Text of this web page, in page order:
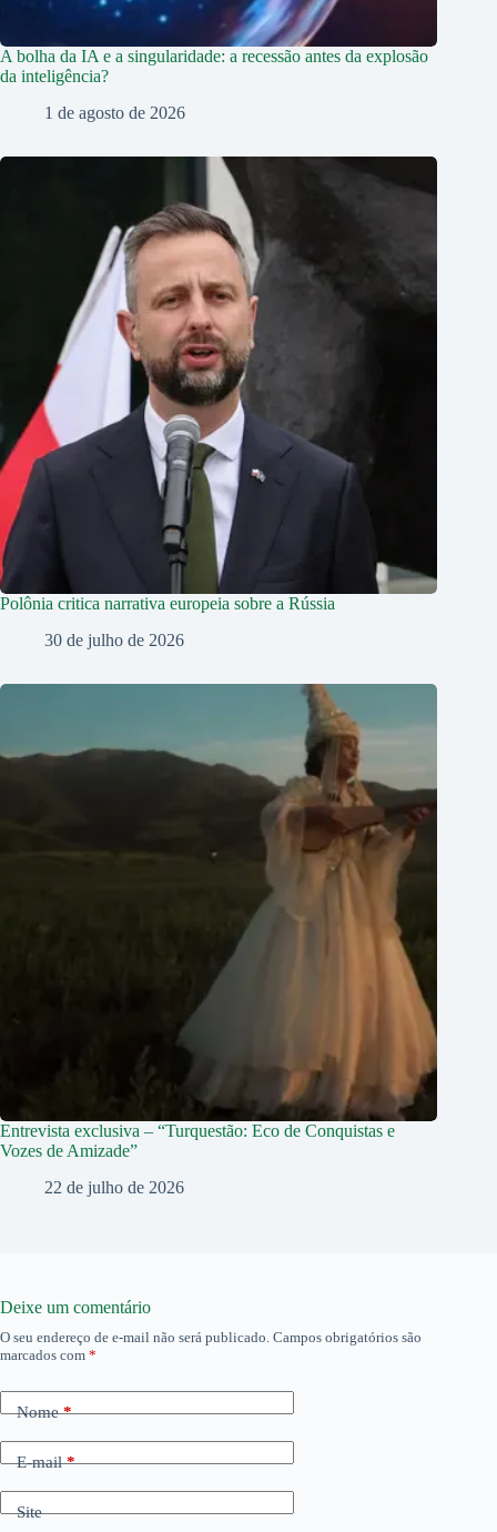
A bolha da IA e a singularidade: a recessão antes da explosão
da inteligência?
1 de agosto de 2026
Polônia critica narrativa europeia sobre a Rússia
30 de julho de 2026
Entrevista exclusiva – “Turquestão: Eco de Conquistas e
Vozes de Amizade”
22 de julho de 2026
Deixe um comentário
O seu endereço de e-mail não será publicado. Campos obrigatórios são
marcados com *
Nome*
E-mail*
Site